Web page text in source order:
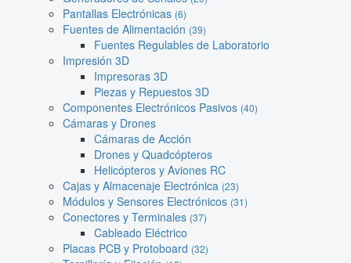
Pantallas Electrónicas (6)
Fuentes de Alimentación (39)
Fuentes Regulables de Laboratorio
Impresión 3D
Impresoras 3D
Piezas y Repuestos 3D
Componentes Electrónicos Pasivos (40)
Cámaras y Drones
Cámaras de Acción
Drones y Quadcópteros
Helicópteros y Aviones RC
Cajas y Almacenaje Electrónica (23)
Módulos y Sensores Electrónicos (31)
Conectores y Terminales (37)
Cableado Eléctrico
Placas PCB y Protoboard (32)